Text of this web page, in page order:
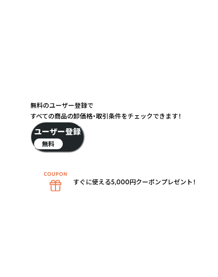
無料のユーザー登録で
すべての商品の卸価格・取引条件をチェックできます！
ユーザー登録
無料
すぐに使える5,000円クーポンプレゼント！